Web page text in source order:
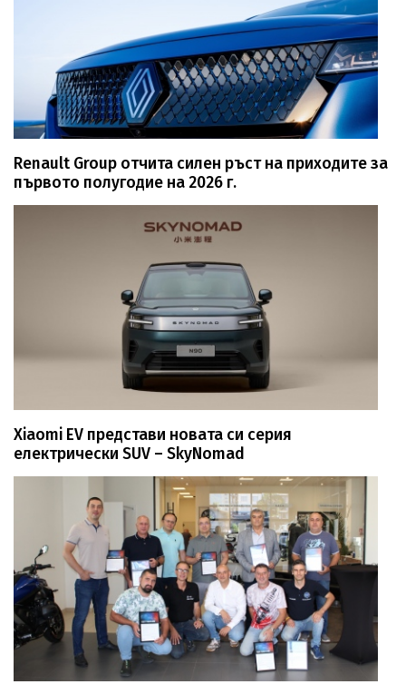
Renault Group отчита силен ръст на приходите за
първото полугодие на 2026 г.
Xiaomi EV представи новата си серия
електрически SUV – SkyNomad